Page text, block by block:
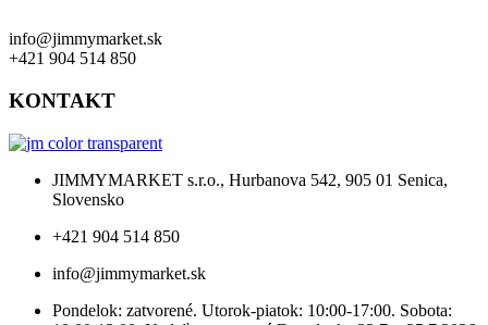
info@jimmymarket.sk
+421 904 514 850
KONTAKT
JIMMYMARKET s.r.o., Hurbanova 542, 905 01 Senica,
Slovensko
+421 904 514 850
info@jimmymarket.sk
Pondelok: zatvorené. Utorok-piatok: 10:00-17:00. Sobota: